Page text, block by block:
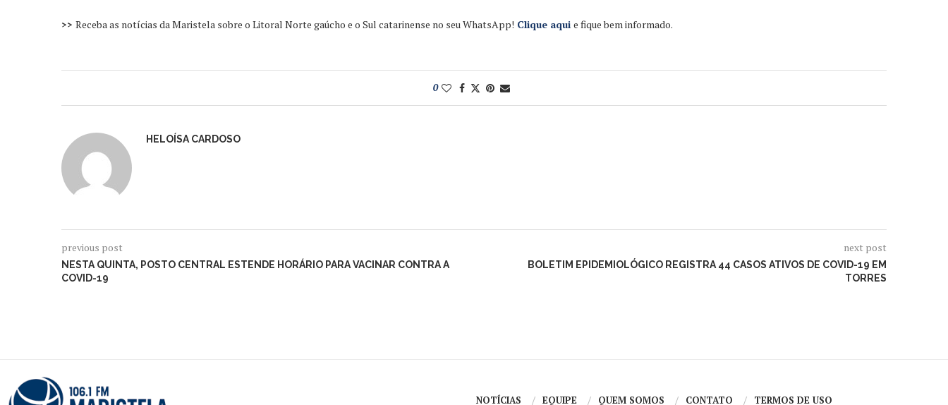
>> Receba as notícias da Maristela sobre o Litoral Norte gaúcho e o Sul catarinense no seu WhatsApp! Clique aqui e fique bem informado.
0
HELOÍSA CARDOSO
previous post
NESTA QUINTA, POSTO CENTRAL ESTENDE HORÁRIO PARA VACINAR CONTRA A
COVID-19
next post
BOLETIM EPIDEMIOLÓGICO REGISTRA 44 CASOS ATIVOS DE COVID-19 EM
TORRES
NOTÍCIAS EQUIPE QUEM SOMOS CONTATO TERMOS DE USO